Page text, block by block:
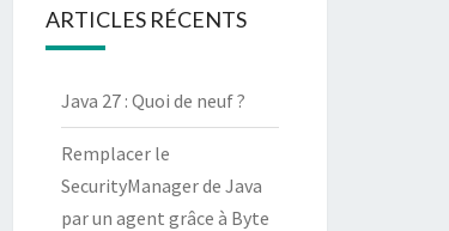
ARTICLES RÉCENTS
Java 27 : Quoi de neuf ?
Remplacer le
SecurityManager de Java
par un agent grâce à Byte